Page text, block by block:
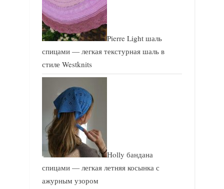
Pierre Light шаль
спицами — легкая текстурная шаль в
стиле Westknits
Holly бандана
спицами — легкая летняя косынка с
ажурным узором